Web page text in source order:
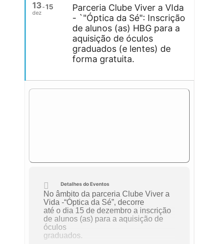
13
dez
15
Parceria Clube Viver a VIda
- `"Óptica da Sé": Inscrição
de alunos (as) HBG para a
aquisição de óculos
graduados (e lentes) de
forma gratuita.
Detalhes do Eventos
No âmbito da parceria Clube Viver a
Vida -“Óptica da Sé”, decorre
até o dia 15 de dezembro a inscrição
de alunos (as) para a aquisição de
óculos
graduados.